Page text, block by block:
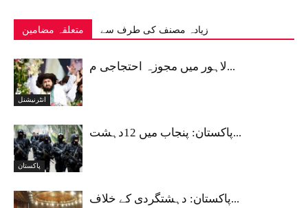
متعلقہ مضامین زیادہ مصنف کی طرف سے
انٹرنیشنل
لاہور میں مجوزہ احتجاجی م...
پاکستان
پاکستان: پنجاب میں 12دہشت...
پاکستان: دہشتگردی کے خلاف...